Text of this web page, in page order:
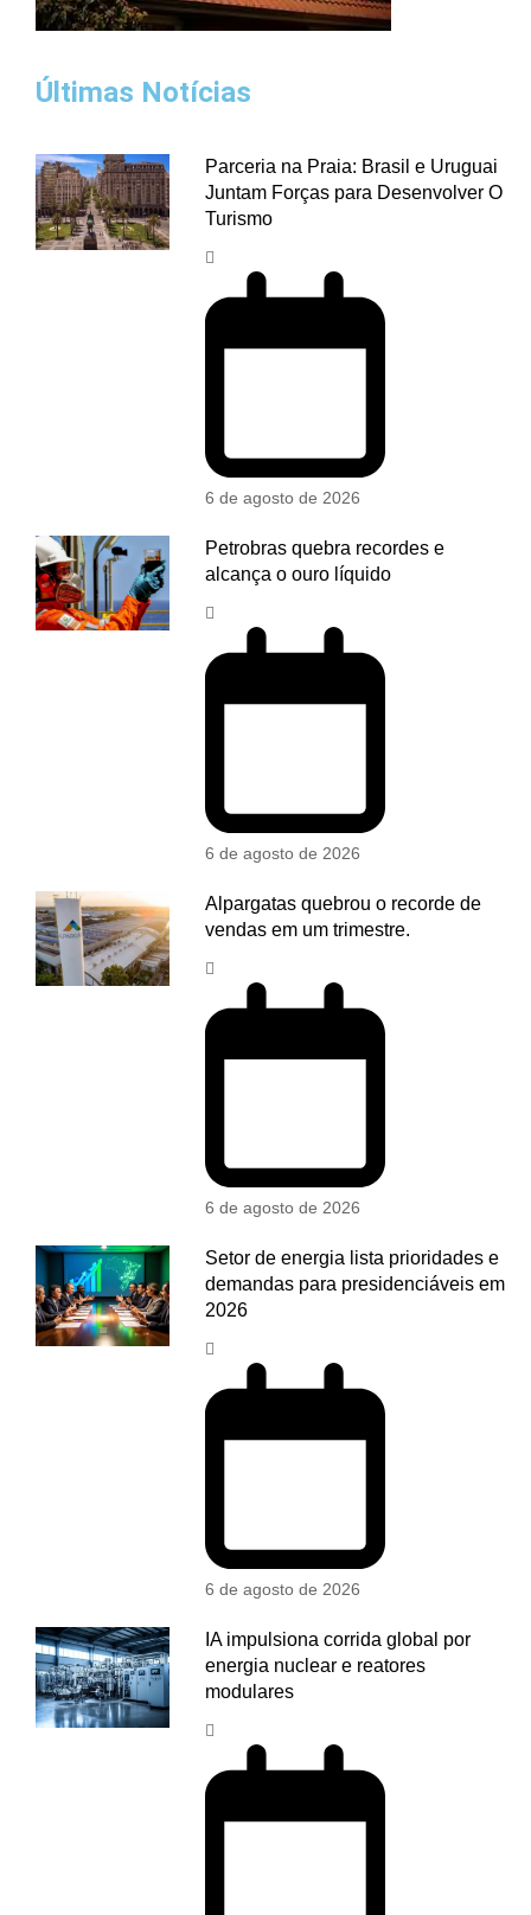
Últimas Notícias
Parceria na Praia: Brasil e Uruguai
Juntam Forças para Desenvolver O
Turismo
6 de agosto de 2026
Petrobras quebra recordes e
alcança o ouro líquido
6 de agosto de 2026
Alpargatas quebrou o recorde de
vendas em um trimestre.
6 de agosto de 2026
Setor de energia lista prioridades e
demandas para presidenciáveis em
2026
6 de agosto de 2026
IA impulsiona corrida global por
energia nuclear e reatores
modulares